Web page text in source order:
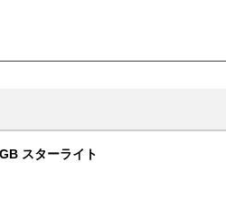
スターライト